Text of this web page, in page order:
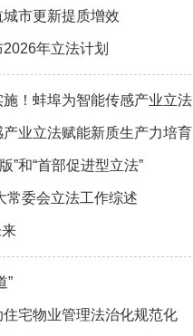
市更新提质增效
年立法计划
！蚌埠为智能传感产业立法
业立法赋能新质生产力培育
”和“首部促进型立法”
常委会立法工作综述
来
”
宅物业管理法治化规范化